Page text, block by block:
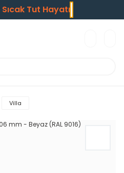
Sıcak Tut Hayatı
Villa